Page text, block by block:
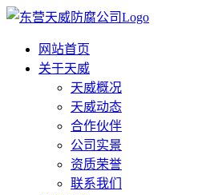
网站首页
关于天威
天威概况
天威动态
合作伙伴
公司实景
资质荣誉
联系我们